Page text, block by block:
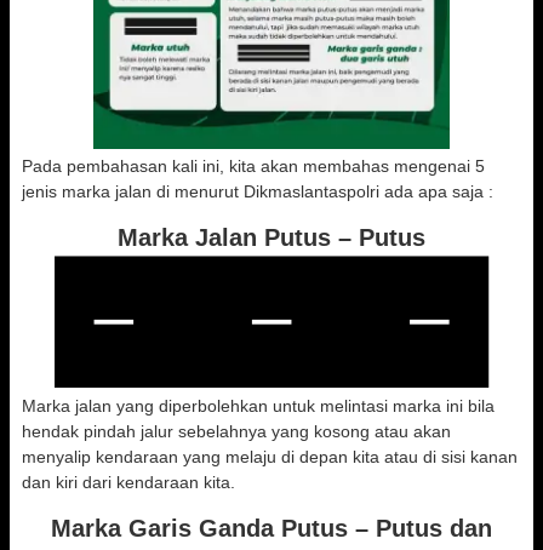
Pada pembahasan kali ini, kita akan membahas mengenai 5
jenis marka jalan di menurut Dikmaslantaspolri ada apa saja :
Marka Jalan Putus – Putus
Marka jalan yang diperbolehkan untuk melintasi marka ini bila
hendak pindah jalur sebelahnya yang kosong atau akan
menyalip kendaraan yang melaju di depan kita atau di sisi kanan
dan kiri dari kendaraan kita.
Marka Garis Ganda Putus – Putus dan